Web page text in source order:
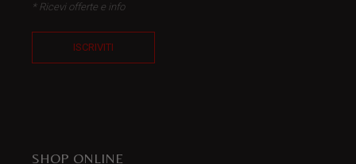
* Ricevi offerte e info
ISCRIVITI
SHOP ONLINE